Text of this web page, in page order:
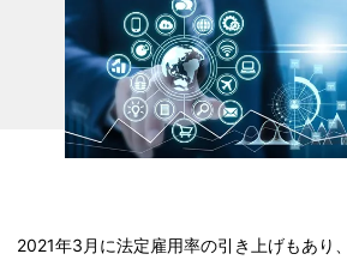
2021年3月に法定雇用率の引き上げもあり